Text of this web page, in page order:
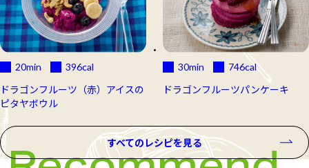
20min 396cal
ドラゴンフルーツ（赤）アイスの
ピタヤボウル
30min 746cal
ドラゴンフルーツパンケーキ
すべてのレシピを見る